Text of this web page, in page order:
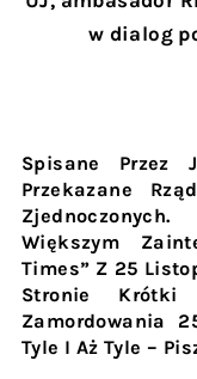
w dialog
Spisane Przez
Przekazane
Większym
Times” Z 25
Stronie
Zamordowania
Tyle I Aż Tyle –